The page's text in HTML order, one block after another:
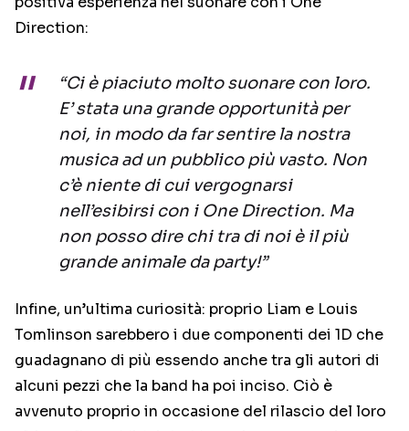
Direction:
“Ci è piaciuto molto suonare con loro.
E’ stata una grande opportunità per
noi, in modo da far sentire la nostra
musica ad un pubblico più vasto. Non
c’è niente di cui vergognarsi
nell’esibirsi con i One Direction. Ma
non posso dire chi tra di noi è il più
grande animale da party!”
Infine, un’ultima curiosità: proprio Liam e Louis
Tomlinson sarebbero i due componenti dei 1D che
guadagnano di più essendo anche tra gli autori di
alcuni pezzi che la band ha poi inciso. Ciò è
avvenuto proprio in occasione del rilascio del loro